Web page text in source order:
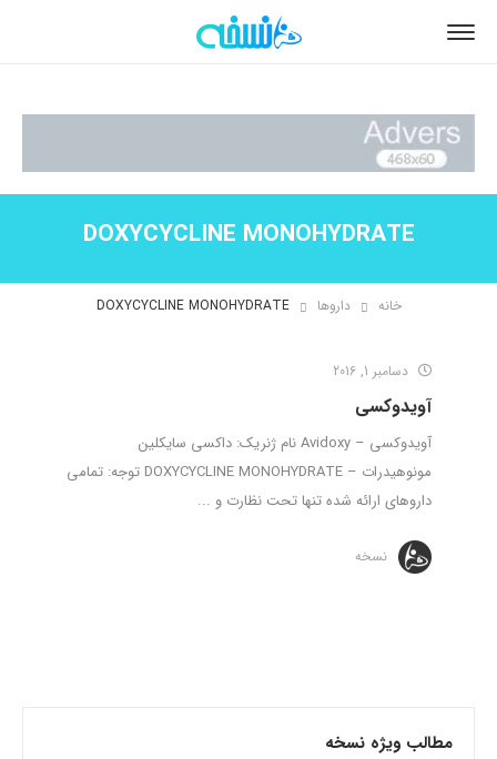
DOXYCYCLINE MONOHYDRATE
خانه داروها DOXYCYCLINE MONOHYDRATE
دسامبر 1, 2016
آویدوکسی
آویدوکسی – Avidoxy نام ژنریک: داکسی سایکلین
مونوهیدرات – DOXYCYCLINE MONOHYDRATE توجه: تمامی
داروهای ارائه شده تنها تحت نظارت و ...
نسخه
مطالب ویژه نسخه